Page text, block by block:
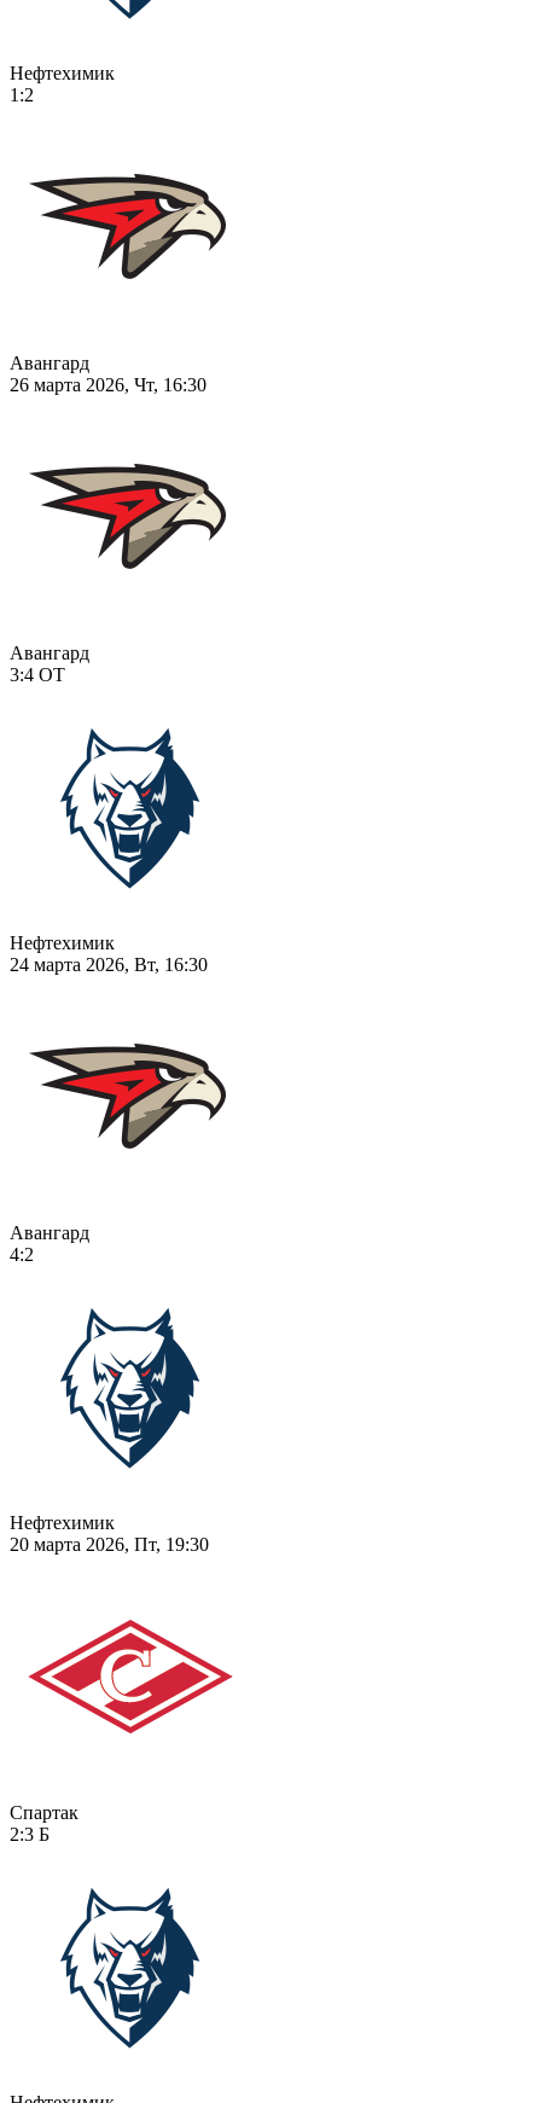
Нефтехимик
1:2
Авангард
26 марта 2026, Чт, 16:30
Авангард
3:4 ОТ
Нефтехимик
24 марта 2026, Вт, 16:30
Авангард
4:2
Нефтехимик
20 марта 2026, Пт, 19:30
Спартак
2:3 Б